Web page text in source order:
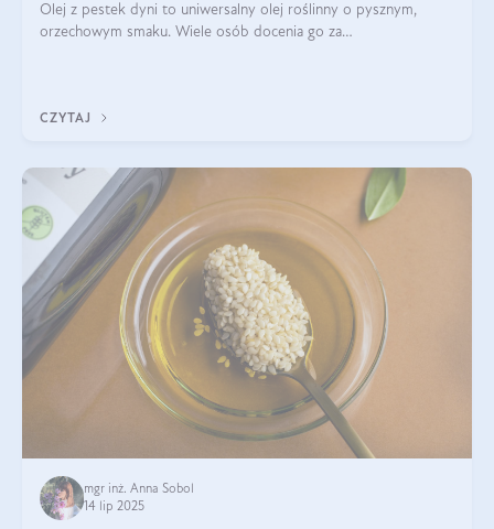
Olej z pestek dyni to uniwersalny olej roślinny o pysznym,
orzechowym smaku. Wiele osób docenia go za
CZYTAJ
mgr inż. Anna Sobol
14 lip 2025